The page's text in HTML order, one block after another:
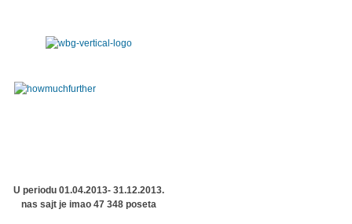
U periodu 01.04.2013- 31.12.2013.
nas sajt je imao 47 348 poseta